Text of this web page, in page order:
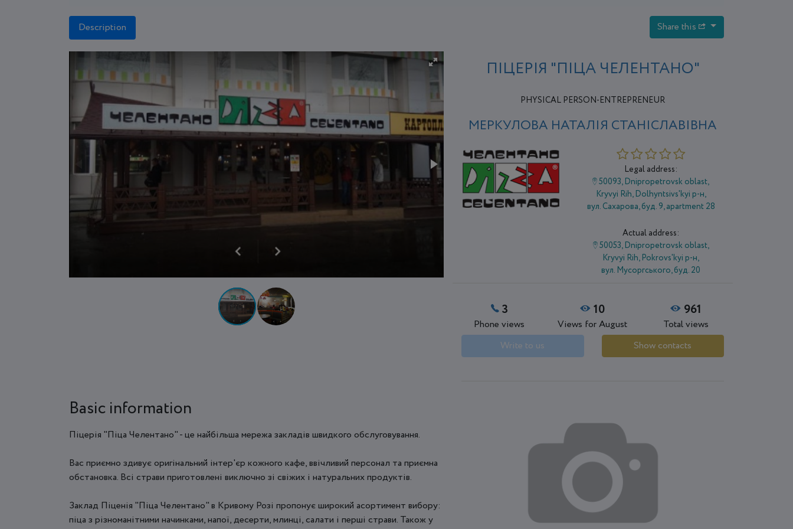
Description Share this
ПІЦЕРІЯ "ПІЦА ЧЕЛЕНТАНО"
PHYSICAL PERSON-ENTREPRENEUR
МЕРКУЛОВА НАТАЛІЯ СТАНІСЛАВІВНА
Legal address:
50093, Dnipropetrovsk oblast,
Kryvyi Rih, Dolhyntsivs'kyi р-н,
вул. Сахарова, буд. 9, apartment 28
Actual address:
50053, Dnipropetrovsk oblast,
Kryvyi Rih, Pokrovs'kyi р-н,
вул. Мусоргського, буд. 20
3
Phone views
10
Views for August
961
Total views
Write to us
Show contacts
Basic information
Піцерія "Піца Челентано" - це найбільша мережа закладів швидкого обслуговування.
Вас приємно здивує оригінальний інтер'єр кожного кафе, ввічливий персонал та приємна
обстановка. Всі страви приготовлені виключно зі свіжих і натуральних продуктів.
Заклад Піценія "Піца Челентано" в Кривому Розі пропонує широкий асортимент вибору:
піца з різноманітними начинками, напої, десерти, млинці, салати і перші страви. Також у